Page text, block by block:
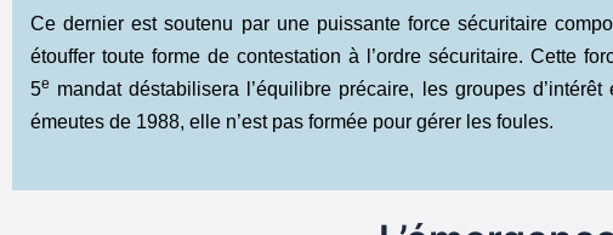
Ce dernier est soutenu par une puissante force sécuritaire
étouffer toute forme de contestation à l’ordre sécuritaire. Cette
5e mandat déstabilisera l’équilibre précaire, les groupes
émeutes de 1988, elle n’est pas formée pour gérer les foules.